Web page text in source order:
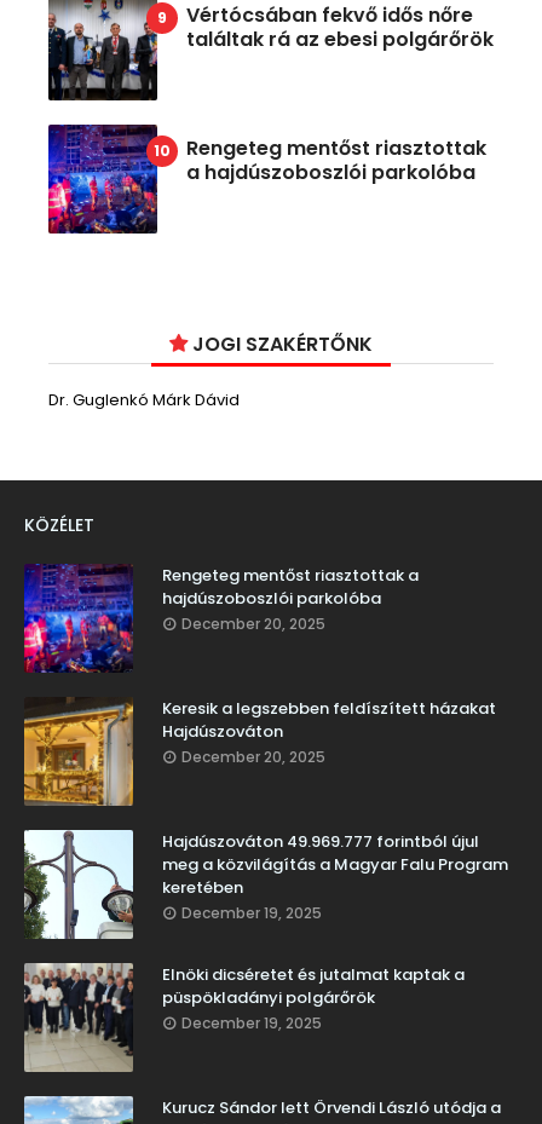
Vértócsában fekvő idős nőre
találtak rá az ebesi polgárőrök
Rengeteg mentőst riasztottak
a hajdúszoboszlói parkolóba
JOGI SZAKÉRTŐNK
Dr. Guglenkó Márk Dávid
KÖZÉLET
Rengeteg mentőst riasztottak a
hajdúszoboszlói parkolóba
December 20, 2025
Keresik a legszebben feldíszített házakat
Hajdúszováton
December 20, 2025
Hajdúszováton 49.969.777 forintból újul
meg a közvilágítás a Magyar Falu Program
keretében
December 19, 2025
Elnöki dicséretet és jutalmat kaptak a
püspökladányi polgárőrök
December 19, 2025
Kurucz Sándor lett Örvendi László utódja a